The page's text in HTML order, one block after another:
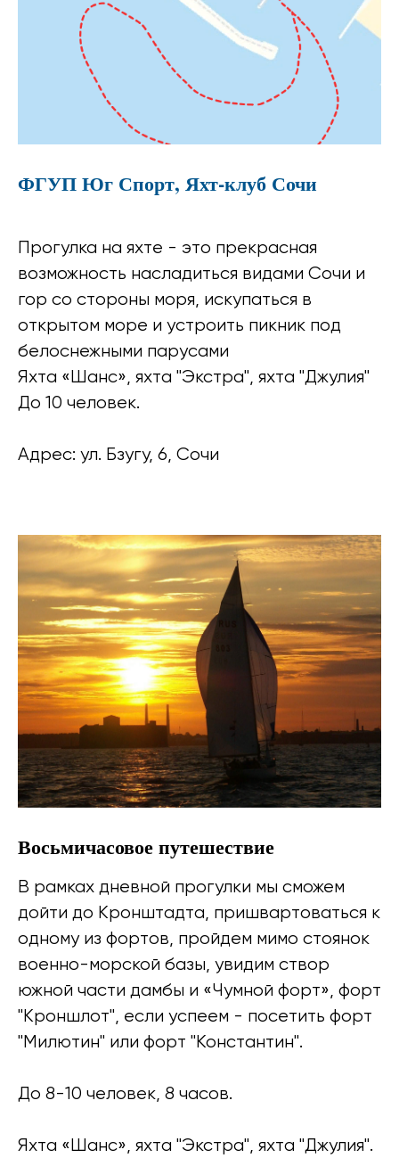
ФГУП Юг Спорт, Яхт-клуб Сочи
Прогулка на яхте - это прекрасная
возможность насладиться видами Сочи и
гор со стороны моря, искупаться в
открытом море и устроить пикник под
белоснежными парусами
Яхта «Шанс», яхта "Экстра", яхта "Джулия"
До 10 человек.
Адрес: ул. Бзугу, 6, Сочи
Восьмичасовое путешествие
В рамках дневной прогулки мы сможем
дойти до Кронштадта, пришвартоваться к
одному из фортов, пройдем мимо стоянок
военно-морской базы, увидим створ
южной части дамбы и «Чумной форт», форт
"Кроншлот", если успеем - посетить форт
"Милютин" или форт "Константин".
До 8-10 человек, 8 часов.
Яхта «Шанс», яхта "Экстра", яхта "Джулия".